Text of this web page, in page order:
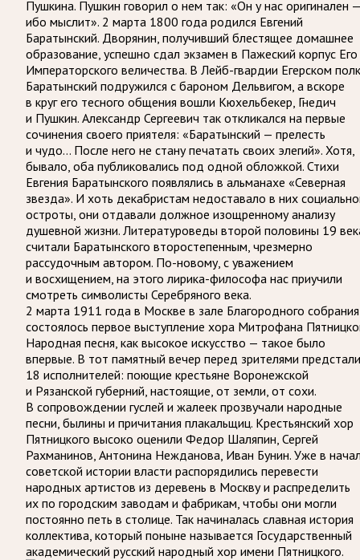
Пушкина. Пушкин говорил о нем так: «Он у нас оригинален —
ибо мыслит». 2 марта 1800 года родился Евгений
Баратынский. Дворянин, получивший блестящее домашнее
образование, успешно сдал экзамен в Пажеский корпус Его
Императорского величества. В Лейб-гвардии Егерском
Баратынский подружился с бароном Дельвигом, а вскоре
в круг его тесного общения вошли Кюхельбекер, Гнедич
и Пушкин. Александр Сергеевич так откликался на первые
сочинения своего приятеля: «Баратынский — прелесть
и чудо… После него не стану печатать своих элегий». Хотя,
бывало, оба публиковались под одной обложкой. Стихи
Евгения Баратынского появлялись в альманахе «Северная
звезда». И хоть декабристам недоставало в них
остроты, они отдавали должное изощренному анализу
душевной жизни. Литературоведы второй половины 19
считали Баратынского второстепенным, чрезмерно
рассудочным автором. По-новому, с уважением
и восхищением, на этого лирика-философа нас приучили
смотреть символисты Серебряного века.
2 марта 1911 года в Москве в зале Благородного собрания
состоялось первое выступление хора Митрофана
Народная песня, как высокое искусство — такое было
впервые. В тот памятный вечер перед зрителями предстали
18 исполнителей: поющие крестьяне Воронежской
и Рязанской губерний, настоящие, от земли, от сохи.
В сопровождении гуслей и жалеек прозвучали народные
песни, былины и причитания плакальщиц. Крестьянский хор
Пятницкого высоко оценили Федор Шаляпин, Сергей
Рахманинов, Антонина Нежданова, Иван Бунин. Уже в
советской истории власти распорядились перевести
народных артистов из деревень в Москву и распределить
их по городским заводам и фабрикам, чтобы они могли
постоянно петь в столице. Так начиналась славная история
коллектива, который поныне называется Государственный
академический русский народный хор имени Пятницкого.